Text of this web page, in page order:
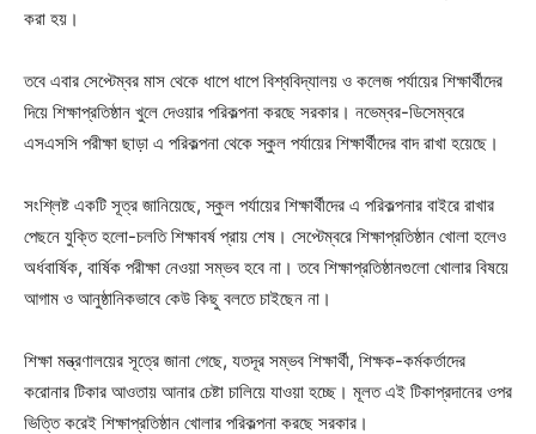
করা হয়।
তবে এবার সেপ্টেম্বর মাস থেকে ধাপে ধাপে বিশ্ববিদ্যালয় ও কলেজ পর্যায়ের শিক্ষার্থীদের
দিয়ে শিক্ষাপ্রতিষ্ঠান খুলে দেওয়ার পরিকল্পনা করছে সরকার। নভেম্বর-ডিসেম্বরে
এসএসসি পরীক্ষা ছাড়া এ পরিকল্পনা থেকে স্কুল পর্যায়ের শিক্ষার্থীদের বাদ রাখা হয়েছে।
সংশ্লিষ্ট একটি সূত্র জানিয়েছে, স্কুল পর্যায়ের শিক্ষার্থীদের এ পরিকল্পনার বাইরে রাখার
পেছনে যুক্তি হলো-চলতি শিক্ষাবর্ষ প্রায় শেষ। সেপ্টেম্বরে শিক্ষাপ্রতিষ্ঠান খোলা হলেও
অর্ধবার্ষিক, বার্ষিক পরীক্ষা নেওয়া সম্ভব হবে না। তবে শিক্ষাপ্রতিষ্ঠানগুলো খোলার বিষয়ে
আগাম ও আনুষ্ঠানিকভাবে কেউ কিছু বলতে চাইছেন না।
শিক্ষা মন্ত্রণালয়ের সূত্রে জানা গেছে, যতদূর সম্ভব শিক্ষার্থী, শিক্ষক-কর্মকর্তাদের
করোনার টিকার আওতায় আনার চেষ্টা চালিয়ে যাওয়া হচ্ছে। মূলত এই টিকাপ্রদানের ওপর
ভিত্তি করেই শিক্ষাপ্রতিষ্ঠান খোলার পরিকল্পনা করছে সরকার।